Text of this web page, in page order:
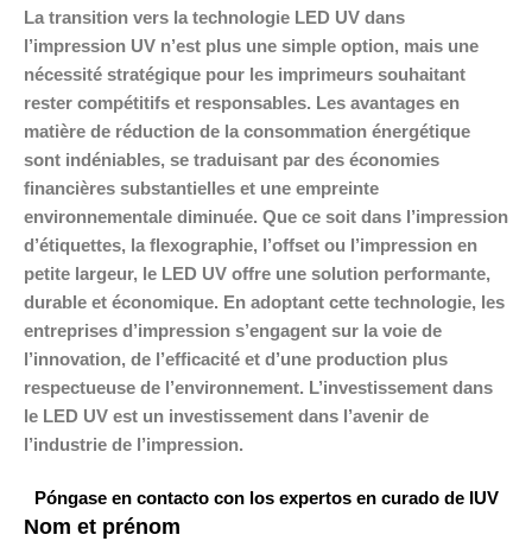
La transition vers la technologie LED UV dans
l’impression UV n’est plus une simple option, mais une
nécessité stratégique pour les imprimeurs souhaitant
rester compétitifs et responsables. Les avantages en
matière de réduction de la consommation énergétique
sont indéniables, se traduisant par des économies
financières substantielles et une empreinte
environnementale diminuée. Que ce soit dans l’impression
d’étiquettes, la flexographie, l’offset ou l’impression en
petite largeur, le LED UV offre une solution performante,
durable et économique. En adoptant cette technologie, les
entreprises d’impression s’engagent sur la voie de
l’innovation, de l’efficacité et d’une production plus
respectueuse de l’environnement. L’investissement dans
le LED UV est un investissement dans l’avenir de
l’industrie de l’impression.
Póngase en contacto con los expertos en curado de IUV
Nom et prénom